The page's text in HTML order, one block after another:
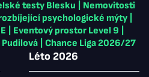
testy Blesku
Nemovitosti
psychologické mýty
Eventový prostor Level 9
Pudilová
Chance Liga 2026/27
Léto 2026